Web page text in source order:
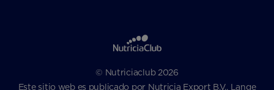
© Nutriciaclub 2026
Este sitio web es publicado por Nutricia Export B.V., Lange